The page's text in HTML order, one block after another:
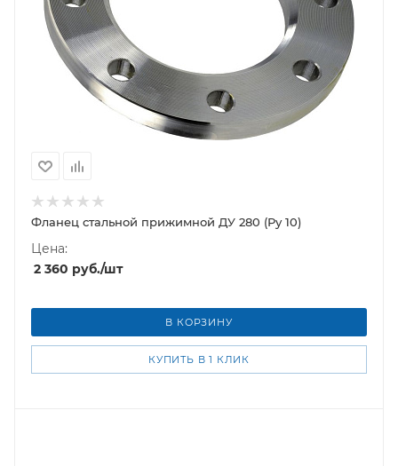
Фланец стальной прижимной ДУ 280 (Ру 10)
Цена:
2 360 руб./шт
В КОРЗИНУ
КУПИТЬ В 1 КЛИК